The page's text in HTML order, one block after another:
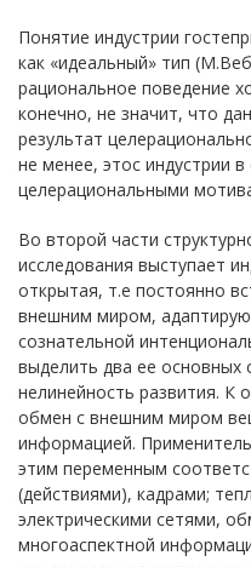
Понятие индустрии
как «идеальный» тип
рациональное поведение
конечно, не значит, что
результат
не менее, этос индустрии
целерациональными
Во второй части
исследования выступает
открытая, т.е постоянно
внешним миром,
сознательной
выделить два ее основных
нелинейность развития. К
обмен с внешним миром
информацией.
этим переменным
(действиями), кадрами;
электрическими сетями,
многоаспектной